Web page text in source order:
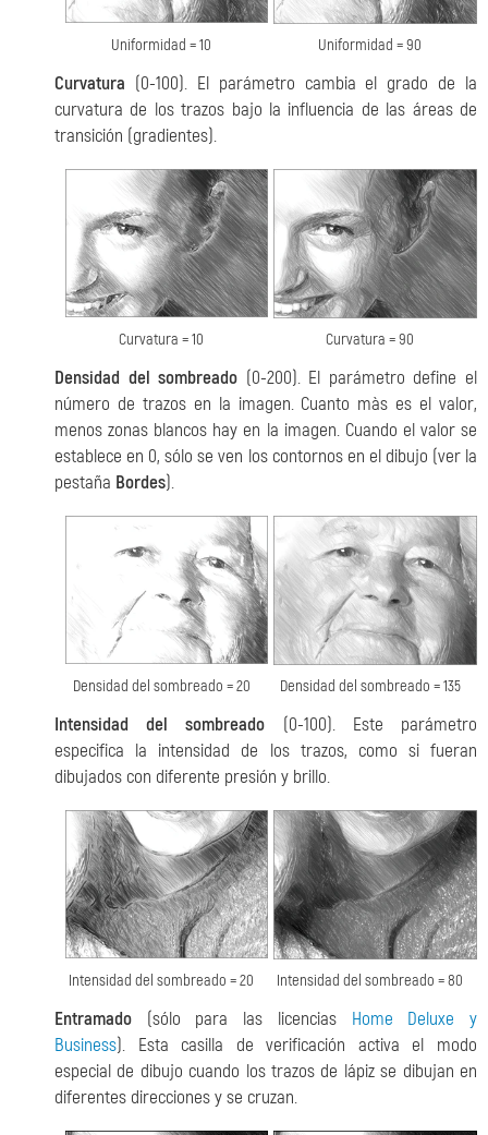
Uniformidad = 10 Uniformidad = 90
Curvatura (0-100). El parámetro cambia el grado de la
curvatura de los trazos bajo la influencia de las áreas de
transición (gradientes).
Curvatura = 10 Curvatura = 90
Densidad del sombreado (0-200). El parámetro define el
número de trazos en la imagen. Cuanto màs es el valor,
menos zonas blancos hay en la imagen. Cuando el valor se
establece en 0, sólo se ven los contornos en el dibujo (ver la
pestaña Bordes).
Densidad del sombreado = 20 Densidad del sombreado = 135
Intensidad del sombreado (0-100). Este parámetro
especifica la intensidad de los trazos, como si fueran
dibujados con diferente presión y brillo.
Intensidad del sombreado = 20 Intensidad del sombreado = 80
Entramado (sólo para las licencias Home Deluxe y
Business). Esta casilla de verificación activa el modo
especial de dibujo cuando los trazos de lápiz se dibujan en
diferentes direcciones y se cruzan.